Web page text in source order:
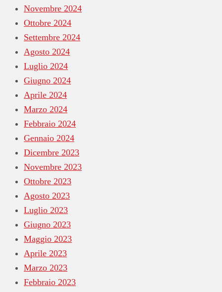
Novembre 2024
Ottobre 2024
Settembre 2024
Agosto 2024
Luglio 2024
Giugno 2024
Aprile 2024
Marzo 2024
Febbraio 2024
Gennaio 2024
Dicembre 2023
Novembre 2023
Ottobre 2023
Agosto 2023
Luglio 2023
Giugno 2023
Maggio 2023
Aprile 2023
Marzo 2023
Febbraio 2023